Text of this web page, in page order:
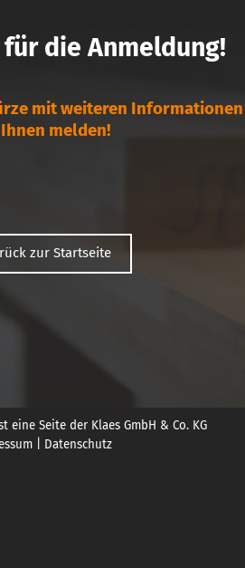
die Anmeldung!
mit weiteren Informationen
melden!
zur Startseite
eine Seite der Klaes GmbH & Co. KG
Datenschutz